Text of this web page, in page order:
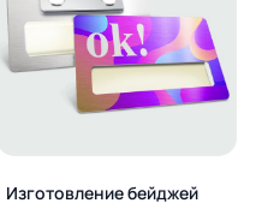
Изготовление бейджей